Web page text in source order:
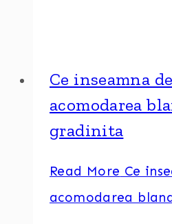
Ce inseamna
acomodarea
gradinita
Read More Ce
acomodarea